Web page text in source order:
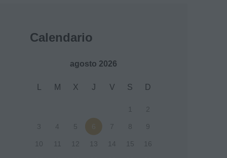
Calendario
agosto 2026
M X J V S D
2
3 4 5 6 7 8 9
10 12 13 14 15 16